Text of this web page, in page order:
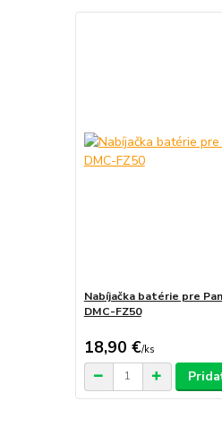
Nabíjačka batérie pre
DMC-FZ50
18,90 €/ks